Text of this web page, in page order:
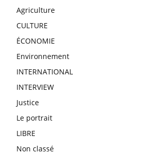
Agriculture
CULTURE
ÉCONOMIE
Environnement
INTERNATIONAL
INTERVIEW
Justice
Le portrait
LIBRE
Non classé